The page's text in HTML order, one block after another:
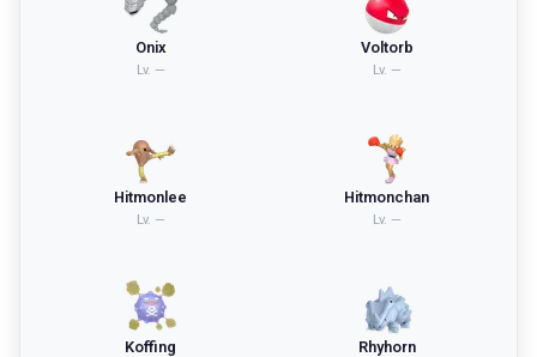
Onix
Lv. —
Voltorb
Lv. —
Hitmonlee
Lv. —
Hitmonchan
Lv. —
Koffing Rhyhorn